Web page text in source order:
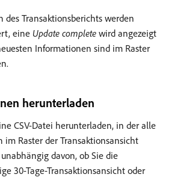
des Transaktionsberichts werden
eine Update complete wird angezeigt
Informationen sind im Raster
herunterladen
CSV-Datei herunterladen, in der alle
im Raster der Transaktionsansicht
davon, ob Sie die
30-Tage-Transaktionsansicht oder